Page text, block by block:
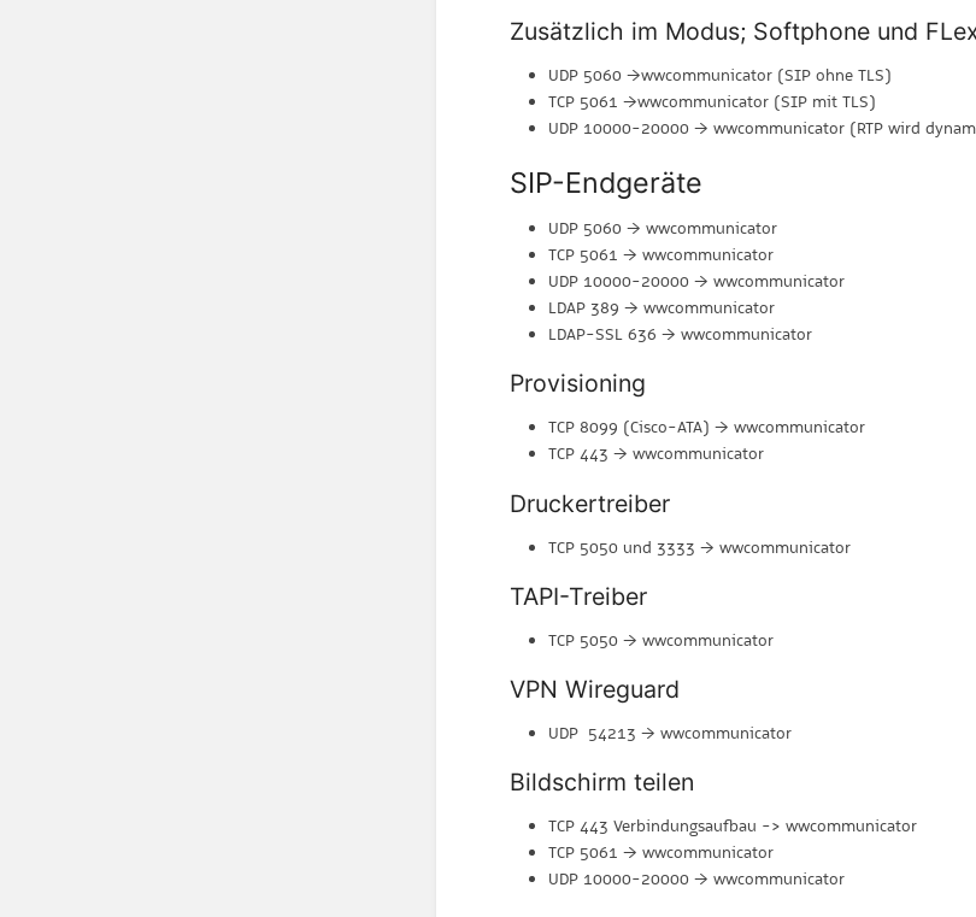
Zusätzlich im Modus; Softphone und
UDP 5060 →wwcommunicator (SIP ohne TLS)
TCP 5061 →wwcommunicator (SIP mit TLS)
UDP 10000-20000 → wwcommunicator (RTP wird
SIP-Endgeräte
UDP 5060 → wwcommunicator
TCP 5061 → wwcommunicator
UDP 10000-20000 → wwcommunicator
LDAP 389 → wwcommunicator
LDAP-SSL 636 → wwcommunicator
Provisioning
TCP 8099 (Cisco-ATA) → wwcommunicator
TCP 443 → wwcommunicator
Druckertreiber
TCP 5050 und 3333 → wwcommunicator
TAPI-Treiber
TCP 5050 → wwcommunicator
VPN Wireguard
UDP 54213 → wwcommunicator
Bildschirm teilen
TCP 443 Verbindungsaufbau -> wwcommunicator
TCP 5061 → wwcommunicator
UDP 10000-20000 → wwcommunicator